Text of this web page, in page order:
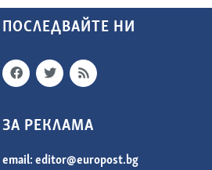
ПОСЛЕДВАЙТЕ НИ
ЗА РЕКЛАМА
email:editor@europost.bg